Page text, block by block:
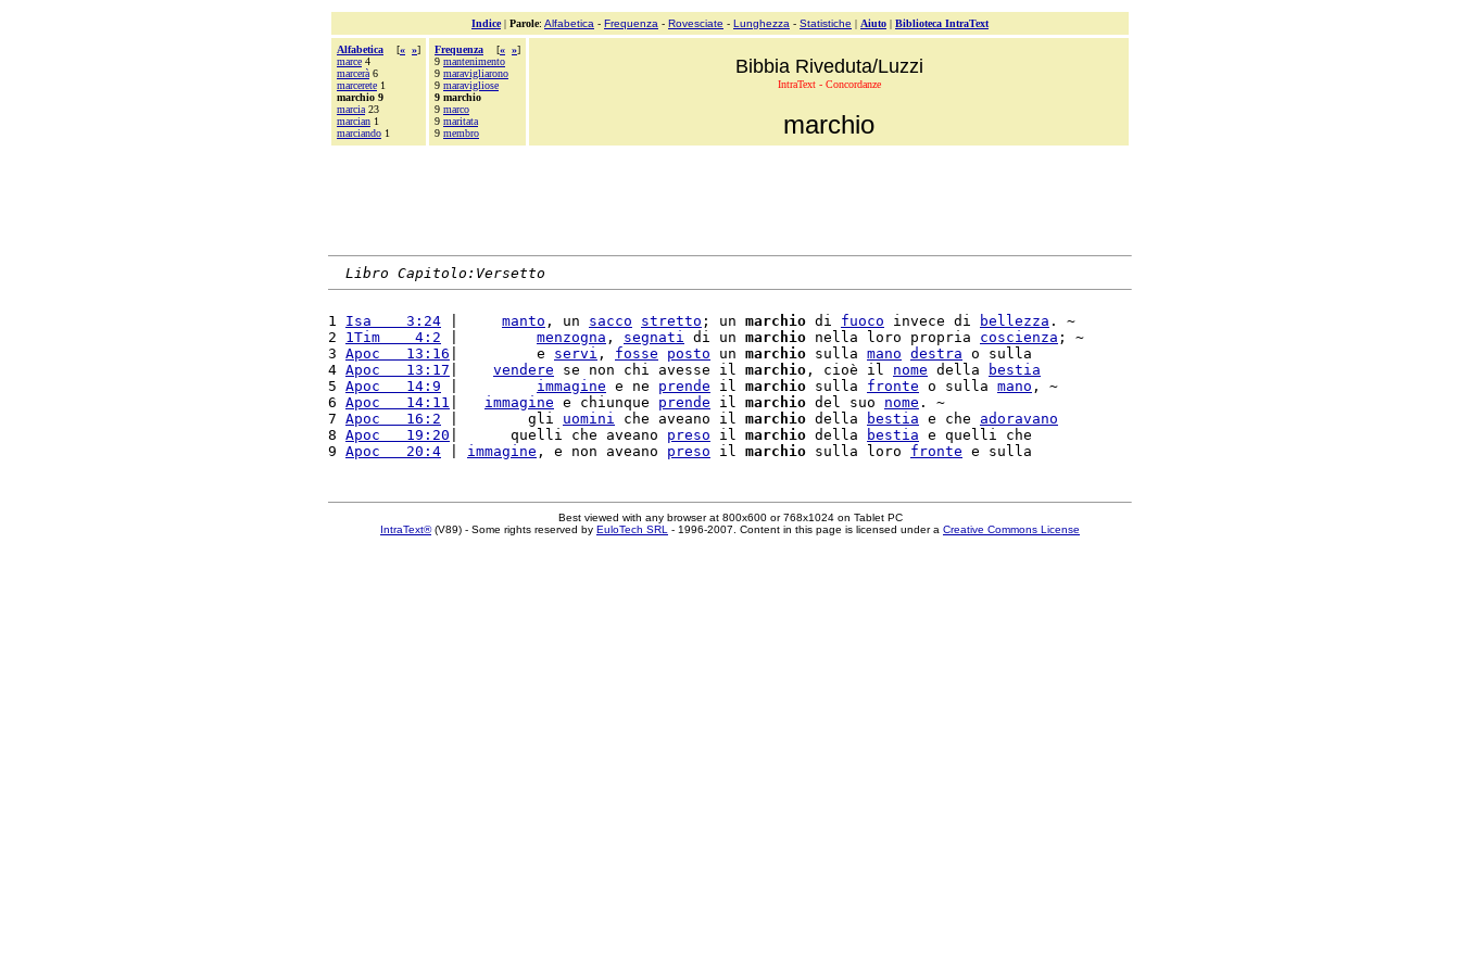
Indice| Parole: Alfabetica - Frequenza - Rovesciate - Lunghezza - Statistiche | Aiuto | Biblioteca IntraText
Alfabetica [« »]
marce 4
marcerà 6
marcerete 1
marchio 9
marcia 23
marcian 1
marciando 1
Frequenza [« »]
9 mantenimento
9 maravigliarono
9 maravigliose
9 marchio
9 marco
9 maritata
9 membro
Bibbia Riveduta/Luzzi
IntraText - Concordanze
marchio
Libro Capitolo:Versetto
1 Isa    3:24 manto , un sacco stretto ; un marchio di fuoco invece di bellezza . ~
2 1Tim    4:2 menzogna , segnati di un marchio nella loro propria coscienza ; ~
3 Apoc   13:16 |         e servi , fosse posto un marchio sulla mano destra o sulla
4 Apoc   13:17 vendere se non chi avesse il marchio , cioè il nome della
bestia
5 Apoc   14:9 immagine e ne prende il marchio sulla fronte o sulla mano , ~
6 Apoc   14:11 immagine e chiunque prende il marchio del suo nome . ~
7 Apoc   16:2 |        gli uomini che aveano il marchio della bestia e che adoravano
8 Apoc   19:20 |      quelli che aveano preso il marchio della bestia e quelli che
9 Apoc   20:4 immagine , e non aveano preso il marchio sulla loro fronte
Best viewed with any browser at 800x600 or 768x1024 on Tablet PC
IntraText®(V89) - Some rights reserved by EuloTech SRL - 1996-2007. Content in this page is licensed under a Creative Commons License